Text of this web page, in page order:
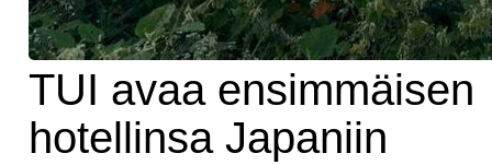
TUI avaa ensimmäisen
hotellinsa Japaniin